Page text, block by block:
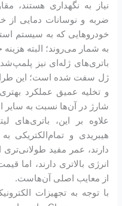
نیاز به نگهداری هستند،
ضربه و نوسانات دمایی
خودروهایی که به سیستم
به شمار می‌روند؛ البته
باتری‌های ژله‌ای نیز
ژل سفت شده است؛ این
و تخلیه عمیق عملکرد
شارژ در آن‌ها نسبت به سایر
علاوه بر این، باتری‌های
هیبریدی و تمام‌الکتریکی
دارند، عمر مفید
انرژی بالاتری دارند، اما
از معایب اصلی آن‌هاست.
با توجه به تجهیزات